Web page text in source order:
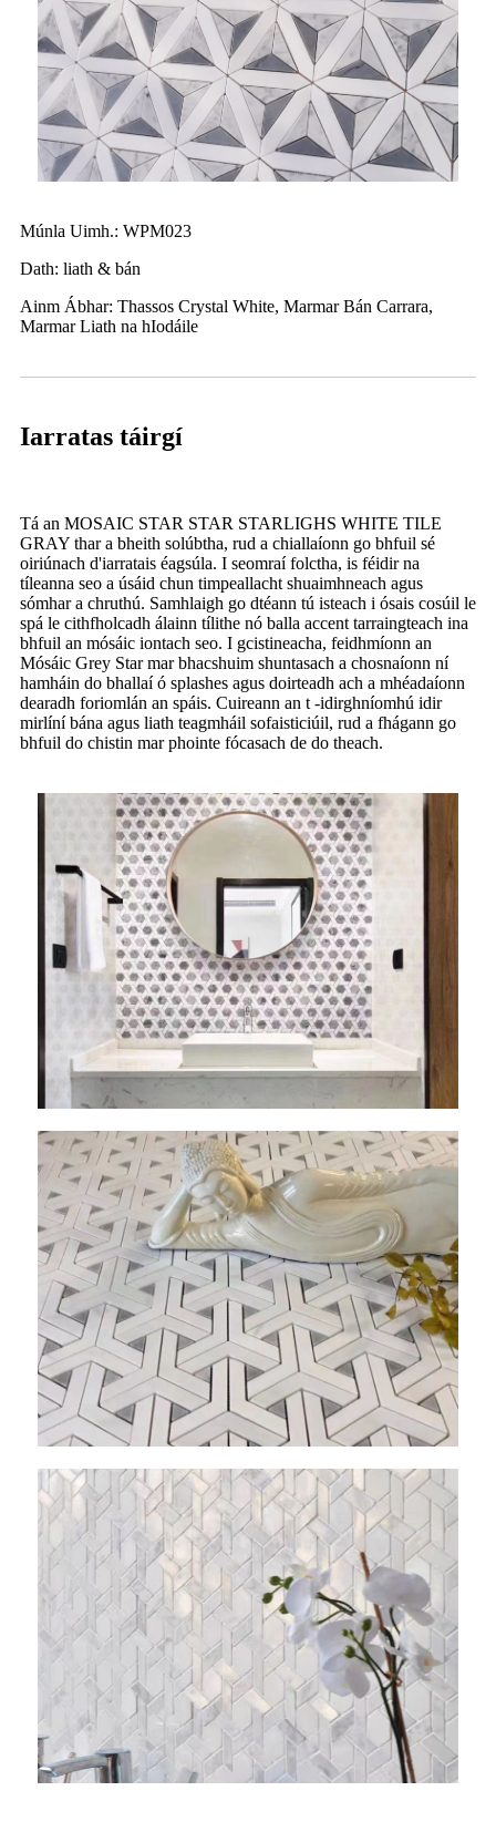
Múnla Uimh.: WPM023
Dath: liath & bán
Ainm Ábhar: Thassos Crystal White, Marmar Bán Carrara,
Marmar Liath na hIodáile
Iarratas táirgí
Tá an MOSAIC STAR STAR STARLIGHS WHITE TILE
GRAY thar a bheith solúbtha, rud a chiallaíonn go bhfuil sé
oiriúnach d'iarratais éagsúla. I seomraí folctha, is féidir na
tíleanna seo a úsáid chun timpeallacht shuaimhneach agus
sómhar a chruthú. Samhlaigh go dtéann tú isteach i ósais cosúil le
spá le cithfholcadh álainn tílithe nó balla accent tarraingteach ina
bhfuil an mósáic iontach seo. I gcistineacha, feidhmíonn an
Mósáic Grey Star mar bhacshuim shuntasach a chosnaíonn ní
hamháin do bhallaí ó splashes agus doirteadh ach a mhéadaíonn
dearadh foriomlán an spáis. Cuireann an t -idirghníomhú idir
mirlíní bána agus liath teagmháil sofaisticiúil, rud a fhágann go
bhfuil do chistin mar phointe fócasach de do theach.